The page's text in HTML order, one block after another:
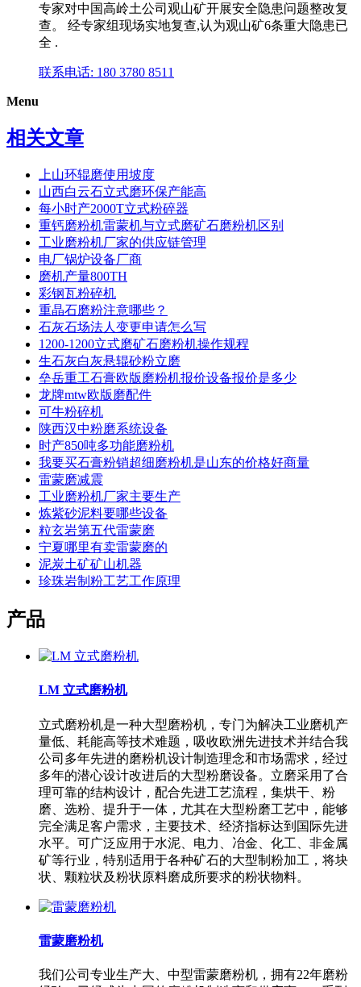
专家对中国高岭土公司观山矿开展安全隐患问题整改复
查。 经专家组现场实地复查,认为观山矿6条重大隐患已
全 .
联系电话: 180 3780 8511
Menu
相关文章
上山环辊磨使用坡度
山西白云石立式磨环保产能高
每小时产2000T立式粉碎器
重钙磨粉机雷蒙机与立式磨矿石磨粉机区别
工业磨粉机厂家的供应链管理
电厂锅炉设备厂商
磨机产量800TH
彩钢瓦粉碎机
重晶石磨粉注意哪些？
石灰石场法人变更申请怎么写
1200-1200立式磨矿石磨粉机操作规程
生石灰白灰悬辊砂粉立磨
垒岳重工石膏欧版磨粉机报价设备报价是多少
龙牌mtw欧版磨配件
可牛粉碎机
陕西汉中粉磨系统设备
时产850吨多功能磨粉机
我要买石膏粉销超细磨粉机是山东的价格好商量
雷蒙磨减震
工业磨粉机厂家主要生产
炼紫砂泥料要哪些设备
粒玄岩第五代雷蒙磨
宁夏哪里有卖雷蒙磨的
泥炭土矿矿山机器
珍珠岩制粉工艺工作原理
产品
LM 立式磨粉机
立式磨粉机是一种大型磨粉机，专门为解决工业磨机产
量低、耗能高等技术难题，吸收欧洲先进技术并结合我
公司多年先进的磨粉机设计制造理念和市场需求，经过
多年的潜心设计改进后的大型粉磨设备。立磨采用了合
理可靠的结构设计，配合先进工艺流程，集烘干、粉
磨、选粉、提升于一体，尤其在大型粉磨工艺中，能够
完全满足客户需求，主要技术、经济指标达到国际先进
水平。可广泛应用于水泥、电力、冶金、化工、非金属
矿等行业，特别适用于各种矿石的大型制粉加工，将块
状、颗粒状及粉状原料磨成所要求的粉状物料。
雷蒙磨粉机
我们公司专业生产大、中型雷蒙磨粉机，拥有22年磨粉